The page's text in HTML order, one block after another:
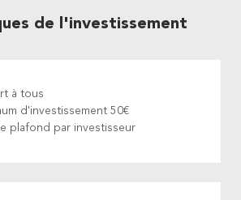
de l'investissement
à tous
d'investissement 50€
plafond par investisseur